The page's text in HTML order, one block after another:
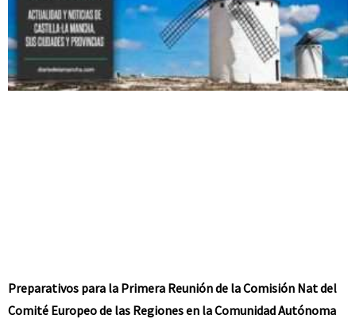
Preparativos para la Primera Reunión de la Comisión Nat del
Comité Europeo de las Regiones en la Comunidad Autónoma